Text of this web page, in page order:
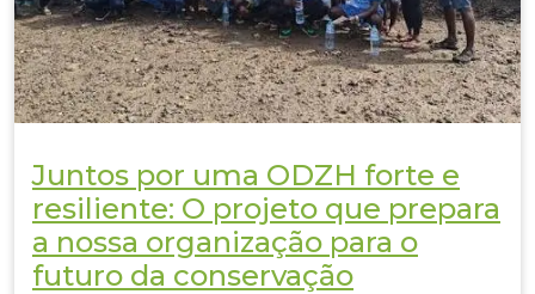
Juntos por uma ODZH forte e
resiliente: O projeto que prepara
a nossa organização para o
futuro da conservação